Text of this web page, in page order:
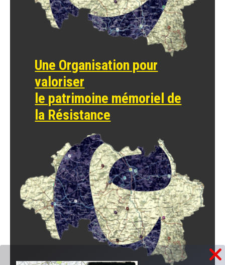
Une Organisation pour
valoriser
le patrimoine mémoriel de
la Résistance